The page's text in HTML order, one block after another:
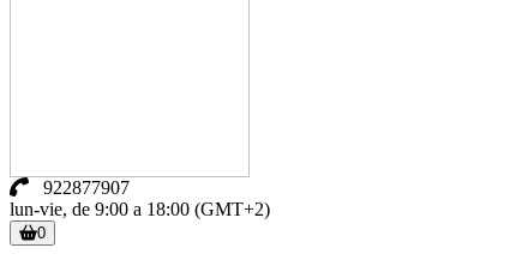
922877907
lun-vie, de 9:00 a 18:00 (GMT+2)
0